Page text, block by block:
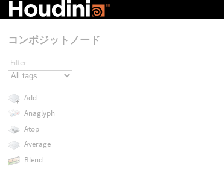
コンポジットノード
Add
Anaglyph
Atop
Average
Blend